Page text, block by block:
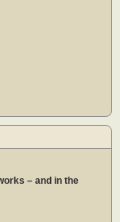
– and in the